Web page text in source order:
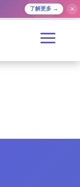
了解更多 → ✕